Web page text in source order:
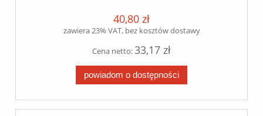
40,80 zł
zawiera 23% VAT, bez kosztów dostawy
Cena netto:33,17 zł
powiadom o dostępności